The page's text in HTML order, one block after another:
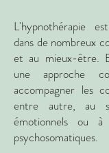
L'hypnothérapie
dans de nombreux
et au mieux-être.
une approche
accompagner les
entre autre, au
émotionnels ou à
psychosomatiques.